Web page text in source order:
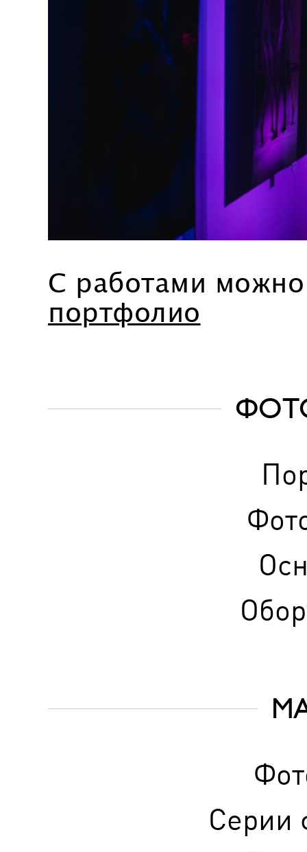
C работами
портфолио
Серии